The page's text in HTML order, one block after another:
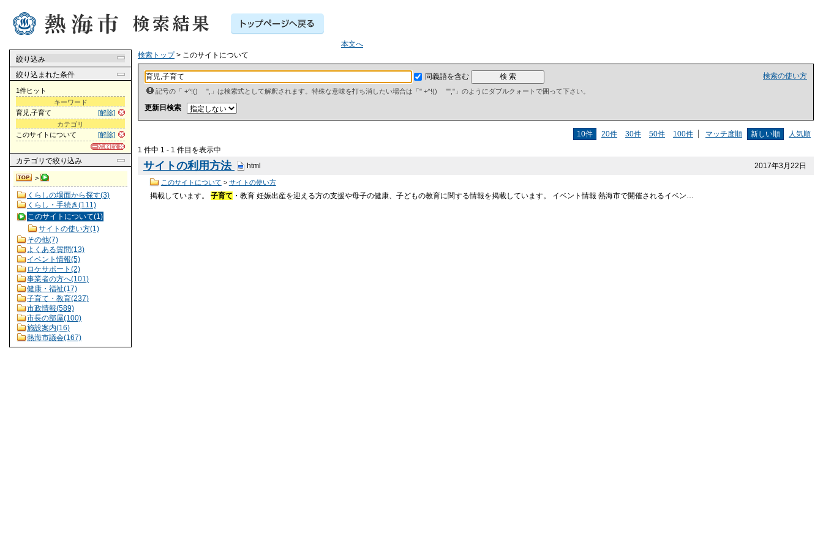
本文へ
絞り込み
絞り込まれた条件
1件ヒット
キーワード
[解除]
育児,子育て
カテゴリ
[解除]
このサイトについて
カテゴリ で絞り込み
>
くらしの場面から探す(3)
くらし・手続き(111)
このサイトについて(1)
サイトの使い方(1)
その他(7)
よくある質問(13)
イベント情報(5)
ロケサポート(2)
事業者の方へ(101)
健康・福祉(17)
子育て・教育(237)
市政情報(589)
市長の部屋(100)
施設案内(16)
熱海市議会(167)
検索トップ> このサイトについて
検索の使い方
同義語を含む
記号の「 +^!() ",」は検索式として解釈されます。特殊な意味を打ち消したい場合は「" +^!() "","」のようにダブルクォートで囲って下さい。
更新日検索
10件 20件 30件 50件 100件 マッチ度順 新しい順
人気順
1 件中 1 - 1 件目を表示中
2017年3月22日
サイトの利用方法 html
このサイトについて > サイトの使い方
掲載しています。子育て ・教育 妊娠出産を迎える方の支援や母子の健康、子どもの教育に関する情報を掲載しています。 イベント情報 熱海市で開催されるイベン…